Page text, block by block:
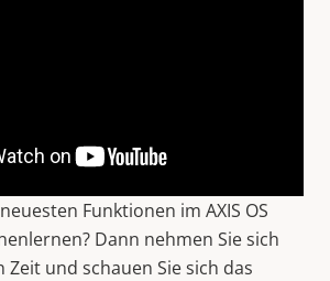
Funktionen im AXIS OS
Dann nehmen Sie sich
und schauen Sie sich das